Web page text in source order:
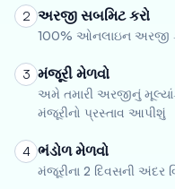
2 અરજી સબમિટ કરો
100% ઓનલાઇન અરજી
3 મંજૂરી મેળવો
અમે તમારી અરજીનું
મંજૂરીનો પ્રસ્તાવ આપીશું
4 ભંડોળ મેળવો
મંજૂરીના 2 દિવસની અંદર